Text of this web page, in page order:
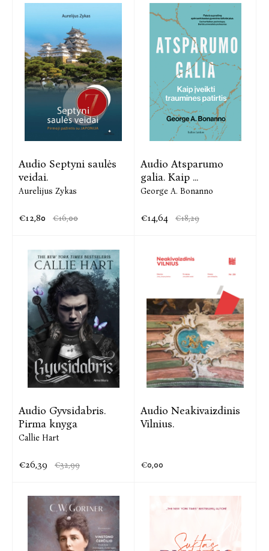
Audio Septyni saulės
veidai.
Aurelijus Zykas
€12,80 €16,00
Audio Atsparumo
galia. Kaip ...
George A. Bonanno
€14,64 €18,29
Audio Gyvsidabris.
Pirma knyga
Callie Hart
€26,39 €32,99
Audio Neakivaizdinis
Vilnius.
€0,00